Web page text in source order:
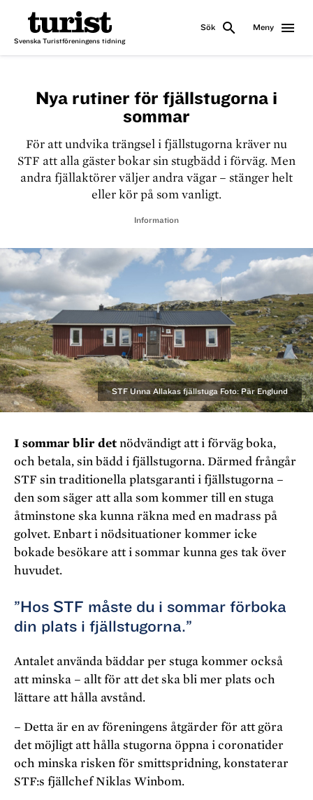
Svenska Turistföreningens tidning
Sök search Meny menu
Nya rutiner för fjällstugorna i
sommar
För att undvika trängsel i fjällstugorna kräver nu
STF att alla gäster bokar sin stugbädd i förväg. Men
andra fjällaktörer väljer andra vägar – stänger helt
eller kör på som vanligt.
Information
STF Unna Allakas fjällstuga Foto: Pär Englund
I sommar blir det nödvändigt att i förväg boka,
och betala, sin bädd i fjällstugorna. Därmed frångår
STF sin traditionella platsgaranti i fjällstugorna –
den som säger att alla som kommer till en stuga
åtminstone ska kunna räkna med en madrass på
golvet. Enbart i nödsituationer kommer icke
bokade besökare att i sommar kunna ges tak över
huvudet.
”Hos STF måste du i sommar förboka
din plats i fjällstugorna.”
Antalet använda bäddar per stuga kommer också
att minska – allt för att det ska bli mer plats och
lättare att hålla avstånd.
– Detta är en av föreningens åtgärder för att göra
det möjligt att hålla stugorna öppna i coronatider
och minska risken för smittspridning, konstaterar
STF:s fjällchef Niklas Winbom.